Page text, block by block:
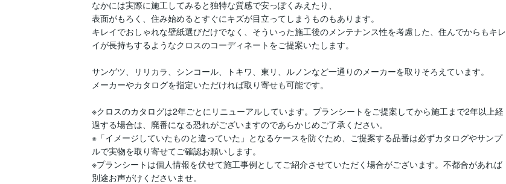
なかには実際に施工してみると独特な質感で安っぽくみえたり、
表面がもろく、住み始めるとすぐにキズが目立ってしまうものもあります。
キレイでおしゃれな壁紙選びだけでなく、そういった施工後のメンテナンス性を考慮した、住んでからもキレ
イが長持ちするようなクロスのコーディネートをご提案いたします。
サンゲツ、リリカラ、シンコール、トキワ、東リ、ルノンなど一通りのメーカーを取りそろえています。
メーカーやカタログを指定いただければ取り寄せも可能です。
※クロスのカタログは2年ごとにリニューアルしています。プランシートをご提案してから施工まで2年以上経
過する場合は、廃番になる恐れがございますのであらかじめご了承ください。
※「イメージしていたものと違っていた」となるケースを防ぐため、ご提案する品番は必ずカタログやサンプ
ルで実物を取り寄せてご確認お願いします。
※プランシートは個人情報を伏せて施工事例としてご紹介させていただく場合がございます。不都合があれば
別途お声がけくださいませ。